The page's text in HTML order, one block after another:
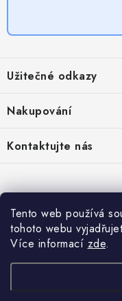
Tento web používá
tohoto webu
Více informací zde.
p
a
Užitečné odkazy
Obchodní podmínky
Provizní systém
Partner stránek: Super
Nakupování
Časté otázky
Podmínky akce 2 + 1
Kontaktujte nás